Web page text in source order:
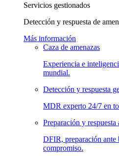
Servicios gestionados
Detección y respuesta de
Más información
Caza de amenazas
Experiencia e
mundial.
Detección y respuesta
MDR experto 24/7 en
Preparación y respuesta
DFIR, preparación ante
compromiso.